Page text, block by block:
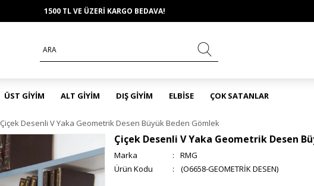
1500 TL VE ÜZERİ KARGO BEDAVA!
ÜST GİYİM ALT GİYİM DIŞ GİYİM ELBİSE ÇOK SATANLAR
Çiçek Desenli V Yaka Geometrik Desen Büyük Beden Gömlek
Çiçek Desenli V Yaka Geometrik Desen
Marka :
RMG
(O6658-GEOMETRİK DESEN)